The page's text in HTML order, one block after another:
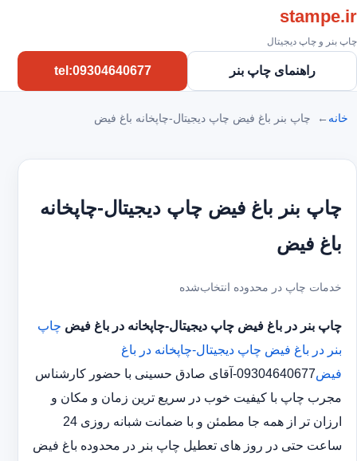
stampe.ir
چاپ بنر و چاپ دیجیتال
راهنمای چاپ بنر tel:09304640677
خانه چاپ بنر باغ فیض چاپ دیجیتال-چاپخانه باغ فیض
چاپ بنر باغ فیض چاپ دیجیتال-چاپخانه
باغ فیض
خدمات چاپ در محدوده انتخاب‌شده
چاپ بنر در باغ فیض چاپ دیجیتال-چاپخانه در باغ فیض چاپ
بنر در باغ فیض چاپ دیجیتال-چاپخانه در باغ
فیض
09304640677-آقای صادق حسینی با حضور کارشناس
مجرب چاپ با کیفیت خوب در سریع ترین زمان و مکان و
ارزان تر از همه جا مطمئن و با ضمانت شبانه روزی 24
ساعت حتی در روز های تعطیل چاپ بنر در محدوده باغ فیض